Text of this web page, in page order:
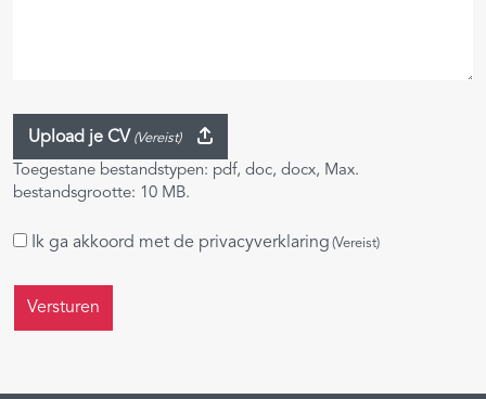
Upload je CV (Vereist)
Toegestane bestandstypen: pdf, doc, docx, Max.
bestandsgrootte: 10 MB.
Instemming
Ik ga akkoord met de privacyverklaring (Vereist)